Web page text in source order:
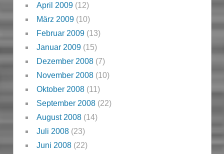
April 2009(12)
März 2009(10)
Februar 2009(13)
Januar 2009(15)
Dezember 2008(7)
November 2008(10)
Oktober 2008(11)
September 2008(22)
August 2008(14)
Juli 2008(23)
Juni 2008(22)